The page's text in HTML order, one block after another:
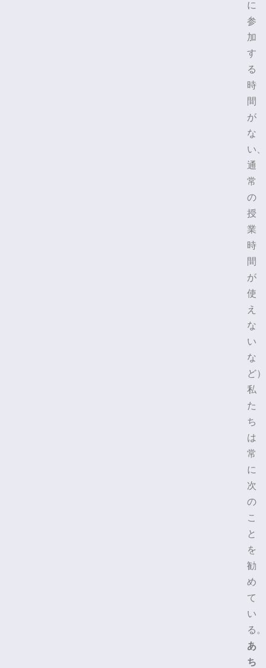
に
参
加
す
る
時
間
が
な
い、
通
常
の
授
業
時
間
が
使
え
な
い
な
ど
私
た
ち
は
常
に
次
の
こ
と
を
勧
め
て
い
る。
あ
ち